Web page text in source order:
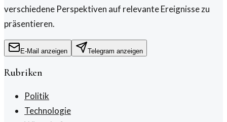
verschiedene Perspektiven auf relevante Ereignisse zu
präsentieren.
E-Mail anzeigen Telegram anzeigen
Rubriken
Politik
Technologie